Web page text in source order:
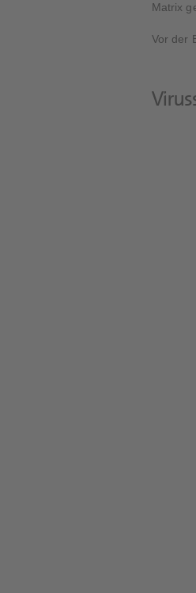
Matrix
Vor der